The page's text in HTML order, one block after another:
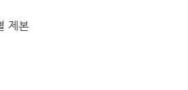
제본